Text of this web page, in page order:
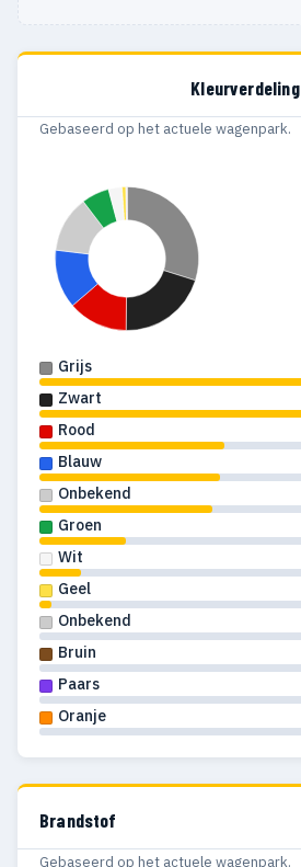
Kleurverdeling
Gebaseerd op het actuele wagenpark.
Grijs
Zwart
Rood
Blauw
Onbekend
Groen
Wit
Geel
Onbekend
Bruin
Paars
Oranje
Brandstof
Gebaseerd op het actuele wagenpark.